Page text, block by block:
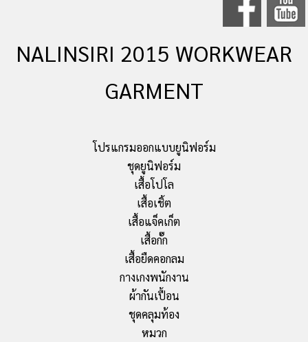
NALINSIRI 2015 WORKWEAR
GARMENT
โปรแกรมออกแบบยูนิฟอร์ม
ชุดยูนิฟอร์ม
เสื้อโปโล
เสื้อเชิ้ต
เสื้อแจ็คเก็ต
เสื้อกั๊ก
เสื้อยืดคอกลม
กางเกงพนักงาน
ผ้ากันเปื้อน
ชุดคลุมท้อง
หมวก